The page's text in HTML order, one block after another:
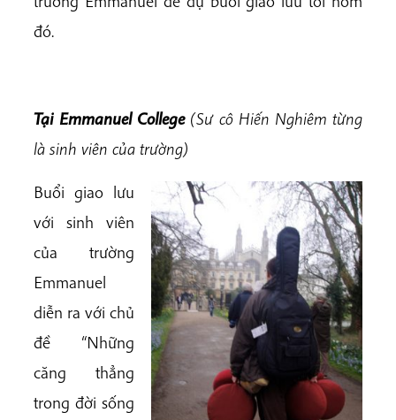
đó.
Tại Emmanuel College (Sư cô Hiến Nghiêm từng
là sinh viên của trường)
Buổi giao lưu
với sinh viên
của trường
Emmanuel
diễn ra với chủ
đề “Những
căng thẳng
trong đời sống